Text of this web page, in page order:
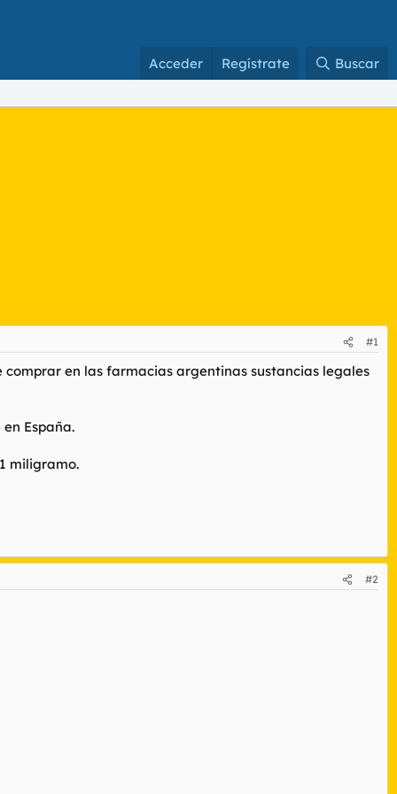
Acceder Regístrate Buscar
#1
comprar en las farmacias argentinas sustancias legales
España.
miligramo.
#2